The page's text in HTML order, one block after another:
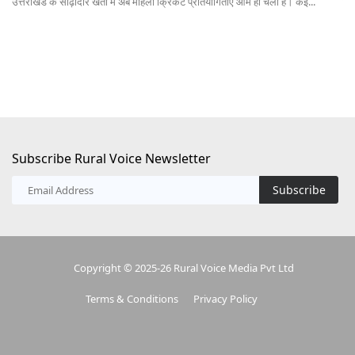
Subscribe Rural Voice Newsletter
Subscribe
Copyright © 2025-26 Rural Voice Media Pvt Ltd
Terms & Conditions Privacy Policy